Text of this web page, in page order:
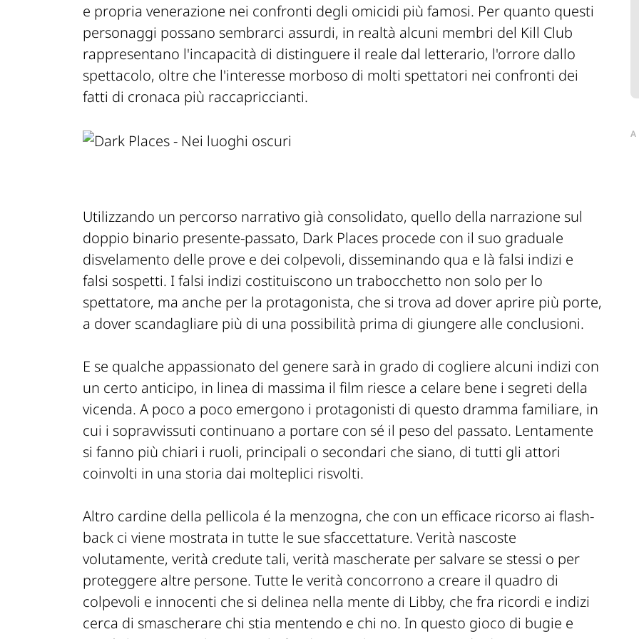
e propria venerazione nei confronti degli omicidi più famosi. Per quanto questi
personaggi possano sembrarci assurdi, in realtà alcuni membri del Kill Club
rappresentano l'incapacità di distinguere il reale dal letterario, l'orrore dallo
spettacolo, oltre che l'interesse morboso di molti spettatori nei confronti dei
fatti di cronaca più raccapriccianti.
Utilizzando un percorso narrativo già consolidato, quello della narrazione sul
doppio binario presente-passato, Dark Places procede con il suo graduale
disvelamento delle prove e dei colpevoli, disseminando qua e là falsi indizi e
falsi sospetti. I falsi indizi costituiscono un trabocchetto non solo per lo
spettatore, ma anche per la protagonista, che si trova ad dover aprire più porte,
a dover scandagliare più di una possibilità prima di giungere alle conclusioni.
E se qualche appassionato del genere sarà in grado di cogliere alcuni indizi con
un certo anticipo, in linea di massima il film riesce a celare bene i segreti della
vicenda. A poco a poco emergono i protagonisti di questo dramma familiare, in
cui i sopravvissuti continuano a portare con sé il peso del passato. Lentamente
si fanno più chiari i ruoli, principali o secondari che siano, di tutti gli attori
coinvolti in una storia dai molteplici risvolti.
Altro cardine della pellicola é la menzogna, che con un efficace ricorso ai flash-
back ci viene mostrata in tutte le sue sfaccettature. Verità nascoste
volutamente, verità credute tali, verità mascherate per salvare se stessi o per
proteggere altre persone. Tutte le verità concorrono a creare il quadro di
colpevoli e innocenti che si delinea nella mente di Libby, che fra ricordi e indizi
cerca di smascherare chi stia mentendo e chi no. In questo gioco di bugie e